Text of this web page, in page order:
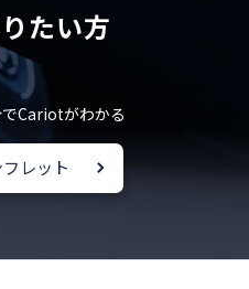
たい方
Cariotがわかる
レット